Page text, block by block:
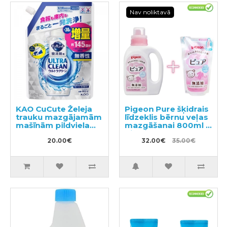
KAO CuCute Želeja
trauku mazgājamām
mašīnām pildviela
20.00€
Nav noliktavā
Pigeon Pure šķidrais
līdzeklis bērnu veļas
mazgāšanai 800ml +
pildviela 720ml
32.00€ 35.00€